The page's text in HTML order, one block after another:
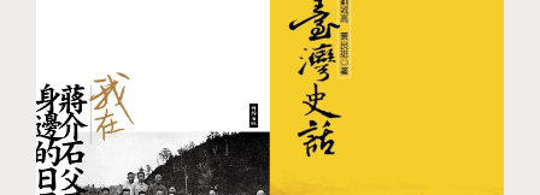
這些事件改變了美國的外交政策，最終導致了華府與共
產中國數十年的摩擦、美國對台灣的長期承諾，以及隨
後在朝鮮和越南的戰爭。
美國的決策者為了因應毛澤東的勝勢所做出的回應，彼
此也產生了激烈的爭論。有人想和毛澤東打交道，有人
第十一章 一個龐大又微妙的計畫
第十二章 夢幻世界
第十三章 熱浪
第十四章 打死老虎
第十五章 巨大新月